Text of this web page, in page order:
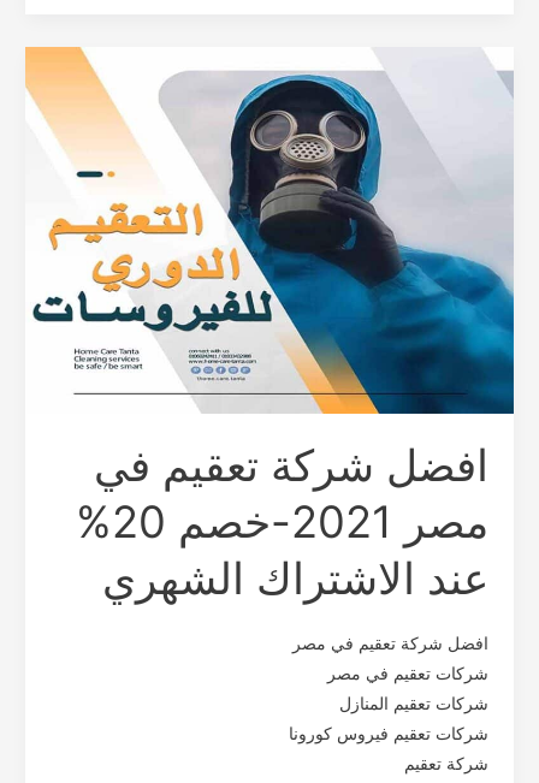
افضل شركة تعقيم في
مصر 2021-خصم 20%
عند الاشتراك الشهري
افضل شركة تعقيم في مصر
شركات تعقيم في مصر
شركات تعقيم المنازل
شركات تعقيم فيروس كورونا
شركة تعقيم
افضل
20%
عند
الاشتراك
الشهري